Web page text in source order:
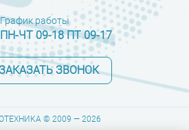
График работы
ПН-ЧТ 09-18 ПТ 09-17
ЗВОНОК
© 2009 — 2026